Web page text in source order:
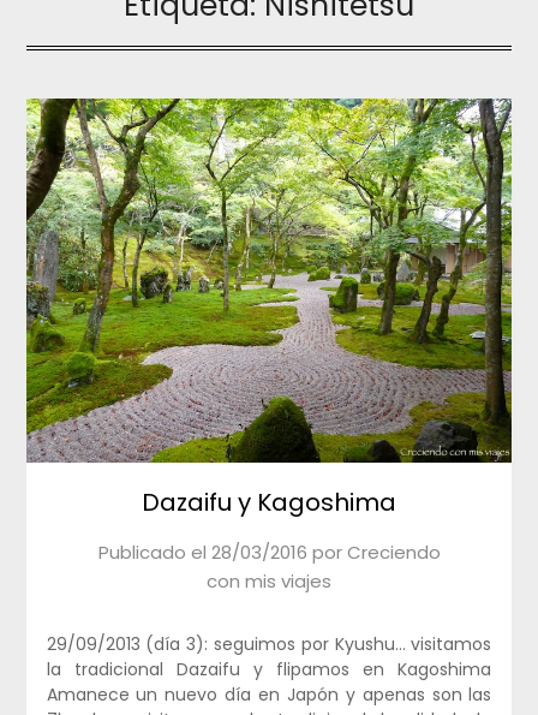
Dazaifu y Kagoshima
Publicado el 28/03/2016 porCreciendo
con mis viajes
29/09/2013 (día 3): seguimos por Kyushu… visitamos
la tradicional Dazaifu y flipamos en Kagoshima
Amanece un nuevo día en Japón y apenas son las